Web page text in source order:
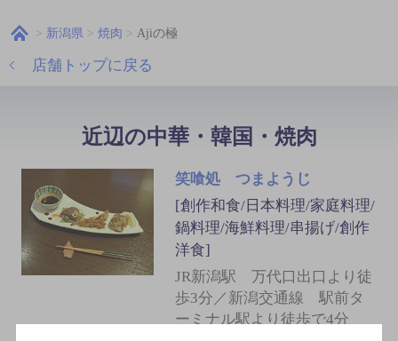
新潟県 焼肉 Ajiの極
店舗トップに戻る
近辺の中華・韓国・焼肉
笑喰処 つまようじ
[創作和食/日本料理/家庭料理/
鍋料理/海鮮料理/串揚げ/創作
洋食]
JR新潟駅 万代口出口より徒
歩3分／新潟交通線 駅前タ
ーミナル駅より徒歩で4分